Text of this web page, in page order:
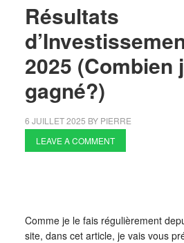
Résultats
2025 (Combien
gagné?)
6 JUILLET 2025 BY PIERRE
LEAVE A COMMENT
Comme je le fais régulièrement
site, dans cet article, je vais vous